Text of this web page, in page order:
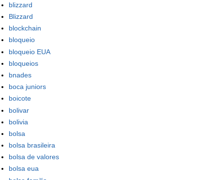
blizzard
Blizzard
blockchain
bloqueio
bloqueio EUA
bloqueios
bnades
boca juniors
boicote
bolivar
bolivia
bolsa
bolsa brasileira
bolsa de valores
bolsa eua